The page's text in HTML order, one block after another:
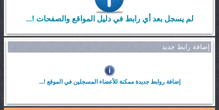
لم يسجل بعد أي رابط في دليل المواقع والصفحات !...
إضافة رابط جديد
إضافة روابط جديدة ممكنة للأعضاء المسجلين في الموقع !...